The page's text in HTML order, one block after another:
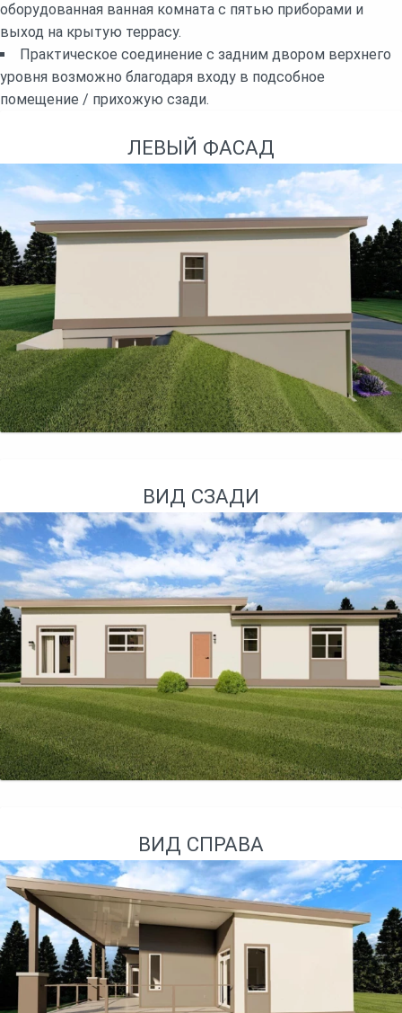
оборудованная ванная комната с пятью приборами и
выход на крытую террасу.
Практическое соединение с задним двором верхнего
уровня возможно благодаря входу в подсобное
помещение / прихожую сзади.
ЛЕВЫЙ ФАСАД
ВИД СЗАДИ
ВИД СПРАВА